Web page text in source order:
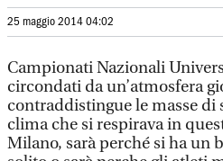
25 maggio 2014 04:02
Campionati Nazionali
circondati da un’atmosfera
contraddistingue le masse di
clima che si respirava in
Milano, sarà perché si ha un